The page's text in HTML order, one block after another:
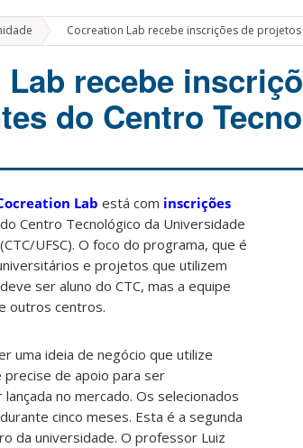
» Cocreation Lab recebe inscrições de
recebe
do Centro
Lab está com inscrições
Centro Tecnológico da Universidade
UFSC). O foco do programa, que é
e projetos que utilizem
ser aluno do CTC, mas a equipe
outros centros.
uma ideia de negócio que utilize
de apoio para ser
no mercado. Os selecionados
cinco meses. Esta é a segunda
da universidade. O professor Luiz